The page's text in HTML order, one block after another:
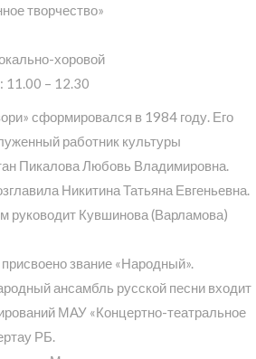
творчество»
хоровой
11.00 – 12.30
сформировался в 1984 году. Его
работник культуры
Пикалова Любовь Владимировна.
Никитина Татьяна Евгеньевна.
руководит Кувшинова (Варламова)
звание «Народный».
ансамбль русской песни входит
МАУ «Концертно-театральное
РБ.